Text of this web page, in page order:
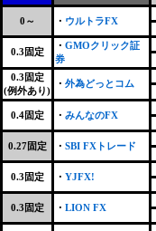
0～ ・ ウルトラFX
0.3固定
・ GMOクリック証
券
0.3固定
(例外あり)
・ 外為どっとコム
0.4固定 ・ みんなのFX
0.27固定 ・ SBI FXトレード
0.3固定 ・ YJFX!
0.3固定 ・ LION FX